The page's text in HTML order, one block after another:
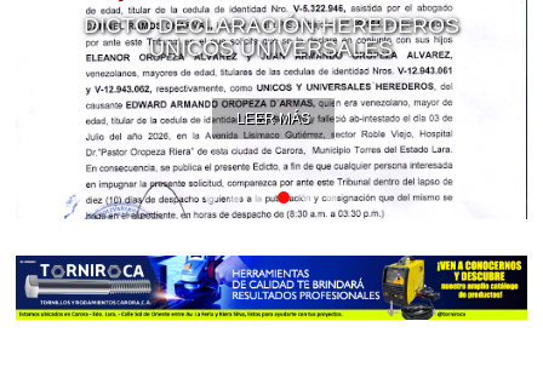
DICTO DECLARACIÓN HEREDEROS
ÚNICOS UNIVERSALES
LEER MÁS